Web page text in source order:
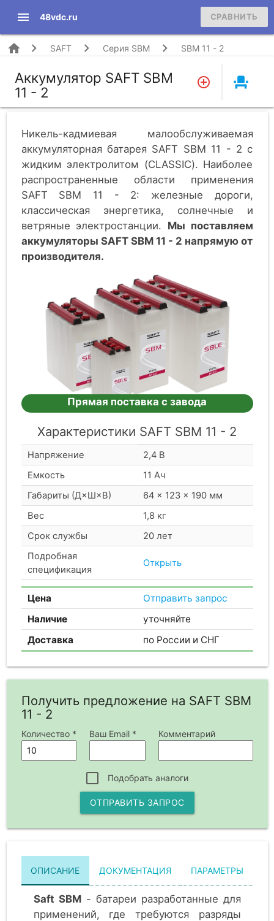
menu 48vdc.ru СРАВНИТЬ
home SAFT Серия SBM SBM 11 - 2
Аккумулятор SAFT SBM
11 - 2
event_seat
Никель-кадмиевая малообслуживаемая
аккумуляторная батарея SAFT SBM 11 - 2 c
жидким электролитом (CLASSIC). Наиболее
распространенные области применения
SAFT SBM 11 - 2: железные дороги,
классическая энергетика, солнечные и
ветряные электростанции. Мы поставляем
аккумуляторы SAFT SBM 11 - 2 напрямую от
производителя.
Прямая поставка с завода
Характеристики SAFT SBM 11 - 2
Напряжение
2,4 В
Емкость
11 Ач
Габариты (Д×Ш×В)
64 × 123 × 190 мм
Вес
1,8 кг
Срок службы
20 лет
Подробная
спецификация
Открыть
Цена
Отправить запрос
Наличие
уточняйте
Доставка
по России и СНГ
Получить предложение на SAFT SBM
11 - 2
Количество * Ваш Email * Комментарий
Подобрать аналоги
ОТПРАВИТЬ ЗАПРОС
ОПИСАНИЕ ДОКУМЕНТАЦИЯ ПАРАМЕТРЫ
Saft SBM- батареи разработанные для
применений, где требуются разряды